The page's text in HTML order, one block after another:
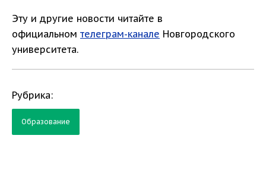
Эту и другие новости читайте в
официальном телеграм-канале Новгородского
университета.
Рубрика:
Образование